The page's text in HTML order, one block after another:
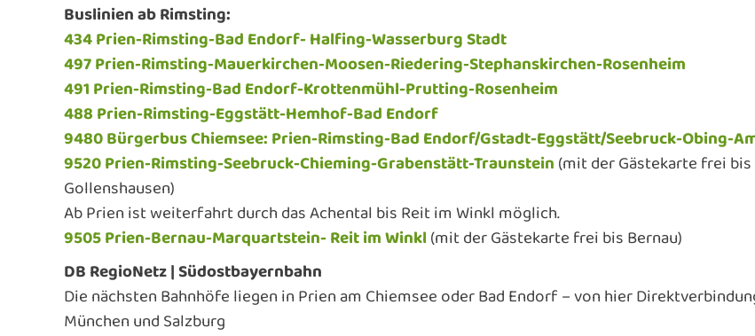
Buslinien ab Rimsting:
434 Prien-Rimsting-Bad Endorf- Halfing-Wasserburg Stadt
497 Prien-Rimsting-Mauerkirchen-Moosen-Riedering-Stephanskirchen-Rosenheim
491 Prien-Rimsting-Bad Endorf-Krottenmühl-Prutting-Rosenheim
488 Prien-Rimsting-Eggstätt-Hemhof-Bad Endorf
9480 Bürgerbus Chiemsee: Prien-Rimsting-Bad Endorf/Gstadt-Eggstätt/Seebruck-Obing-
9520 Prien-Rimsting-Seebruck-Chieming-Grabenstätt-Traunstein (mit der Gästekarte frei bis
Gollenshausen)
Ab Prien ist weiterfahrt durch das Achental bis Reit im Winkl möglich.
9505 Prien-Bernau-Marquartstein- Reit im Winkl (mit der Gästekarte frei bis Bernau)
DB RegioNetz | Südostbayernbahn
Die nächsten Bahnhöfe liegen in Prien am Chiemsee oder Bad Endorf – von hier
München und Salzburg